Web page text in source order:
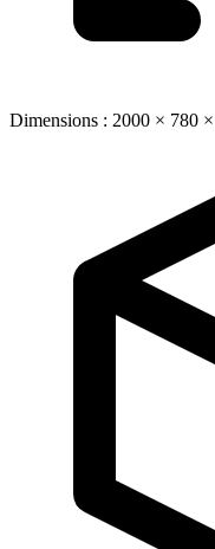
Dimensions : 2000 × 780